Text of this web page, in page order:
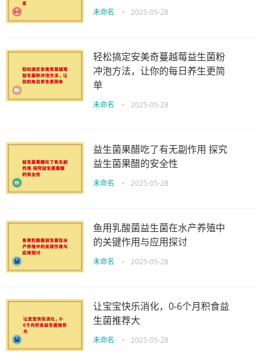
未命名 • 2025-05-28
轻松搞定安美奇蔓越莓益生菌粉
冲泡方法，让你的每日养生更简
单
未命名 • 2025-05-28
益生菌果醋吃了有无副作用 探究
益生菌果醋的安全性
未命名 • 2025-05-28
鱼用乳酸菌益生菌在水产养殖中
的关键作用与应用探讨
未命名 • 2025-05-28
让宝宝快乐消化，0-6个月积食益
生菌推荐大
未命名 • 2025-05-28